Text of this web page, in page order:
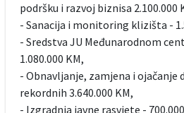
podršku i razvoj biznisa 2.100.000
- Sanacija i monitoring klizišta -
- Sredstva JU Međunarodnom
1.080.000 KM,
- Obnavljanje, zamjena i
rekordnih 3.640.000 KM,
- Izgradnja javne rasvjete -